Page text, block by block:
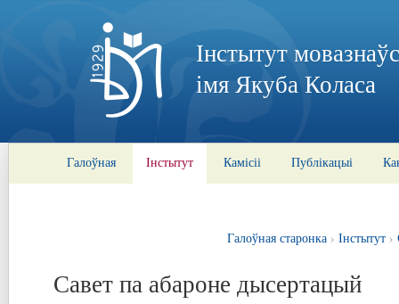
Інстытут
імя Якуба Коласа
Галоўная Інстытут Камісіі Публікацыі
Галоўная старонка › Інстытут ›
Савет па абароне дысертацый